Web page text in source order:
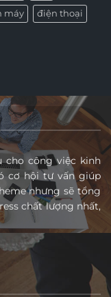
máy điện thoại
cho công việc kinh
cơ hội tư vấn giúp
nhưng sẽ tổng
chất lượng nhất,